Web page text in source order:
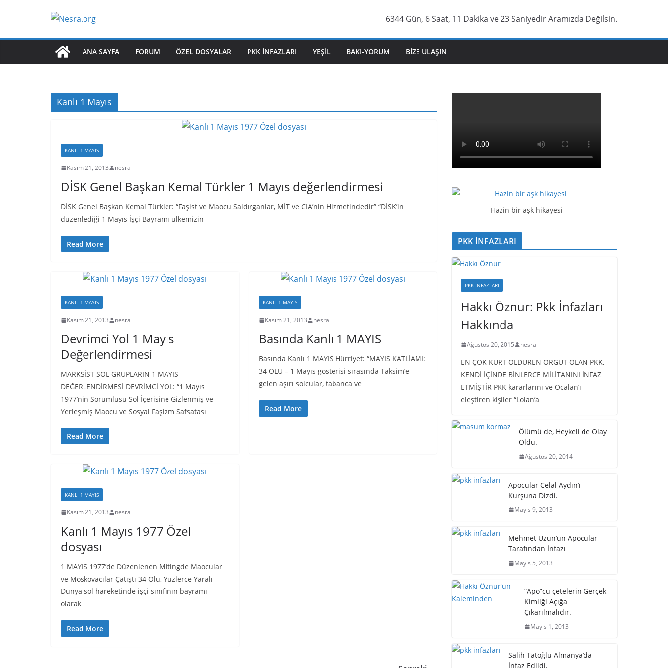
6344 Gün, 6 Saat, 11 Dakika ve 24 Saniyedir Aramızda Değilsin.
ANA SAYFA FORUM ÖZEL DOSYALAR PKK İNFAZLARI YEŞIL BAKI-YORUM BIZE ULAŞIN
Kanlı 1 Mayıs
KANLI 1 MAYIS
Kasım 21, 2013 nesra
DİSK Genel Başkan Kemal Türkler 1 Mayıs değerlendirmesi
DİSK Genel Başkan Kemal Türkler: “Faşist ve Maocu Saldırganlar, MİT ve CIA’nin Hizmetindedir” “DİSK’in
düzenlediği 1 Mayıs İşçi Bayramı ülkemizin
Read More
KANLI 1 MAYIS
Kasım 21, 2013 nesra
Devrimci Yol 1 Mayıs
Değerlendirmesi
MARKSİST SOL GRUPLARIN 1 MAYIS
DEĞERLENDİRMESİ DEVRİMCİ YOL: “1 Mayıs
1977’nin Sorumlusu Sol İçerisine Gizlenmiş ve
Yerleşmiş Maocu ve Sosyal Faşizm Safsatası
Read More
KANLI 1 MAYIS
Kasım 21, 2013 nesra
Basında Kanlı 1 MAYIS
Basında Kanlı 1 MAYIS Hürriyet: “MAYIS KATLİAMI:
34 ÖLÜ – 1 Mayıs gösterisi sırasında Taksim’e
gelen aşırı solcular, tabanca ve
Read More
KANLI 1 MAYIS
Kasım 21, 2013 nesra
Kanlı 1 Mayıs 1977 Özel
dosyası
1 MAYIS 1977’de Düzenlenen Mitingde Maocular
ve Moskovacılar Çatıştı 34 Ölü, Yüzlerce Yaralı
Dünya sol hareketinde işçi sınıfının bayramı
olarak
Read More
Hazin bir aşk hikayesi
PKK İNFAZLARI
PKK İNFAZLARI
Hakkı Öznur: Pkk İnfazları
Hakkında
Ağustos 20, 2015 nesra
EN ÇOK KÜRT ÖLDÜREN ÖRGÜT OLAN PKK,
KENDİ İÇİNDE BİNLERCE MİLİTANINI İNFAZ
ETMİŞTİR PKK kararlarını ve Öcalan’ı
eleştiren kişiler “Lolan’a
Ölümü de, Heykeli de Olay
Oldu.
Ağustos 20, 2014
Apocular Celal Aydın’ı
Kurşuna Dizdi.
Mayıs 9, 2013
Mehmet Uzun’un Apocular
Tarafından İnfazı
Mayıs 5, 2013
“Apo”cu çetelerin Gerçek
Kimliği Açığa
Çıkarılmalıdır.
Mayıs 1, 2013
Salih Tatoğlu Almanya’da
İnfaz Edildi.